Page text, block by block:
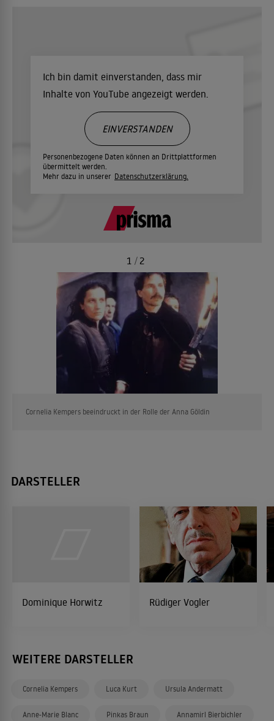
Ich bin damit einverstanden, dass mir
Inhalte von YouTube angezeigt werden.
Personenbezogene Daten können an Drittplattformen
übermittelt werden.
Mehr dazu in unserer Datenschutzerklärung.
EINVERSTANDEN
Cornelia Kempers beeindruckt in der Rolle der Anna Göldin
1 / 2
DARSTELLER
Dominique Horwitz Rüdiger Vogler
WEITERE DARSTELLER
Cornelia Kempers Luca Kurt Ursula Andermatt
Anne-Marie Blanc Pinkas Braun Annamirl Bierbichler